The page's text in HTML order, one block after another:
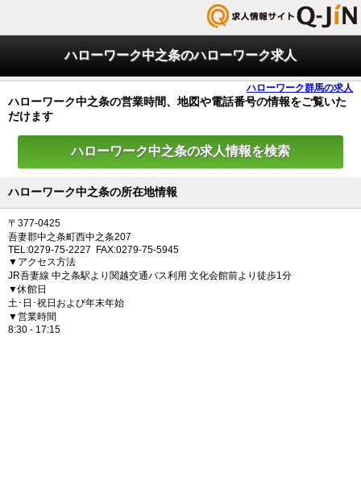
ハローワーク中之条のハローワーク求人
ハローワーク群馬の求人
ハローワーク中之条の営業時間、地図や電話番号の情報をご覧いた
だけます
ハローワーク中之条の求人情報を検索
ハローワーク中之条の所在地情報
〒377-0425
吾妻郡中之条町西中之条207
TEL:0279-75-2227 FAX:0279-75-5945
▼アクセス方法
JR吾妻線 中之条駅より関越交通バス利用 文化会館前より徒歩1分
▼休館日
土･日･祝日および年末年始
▼営業時間
8:30 - 17:15